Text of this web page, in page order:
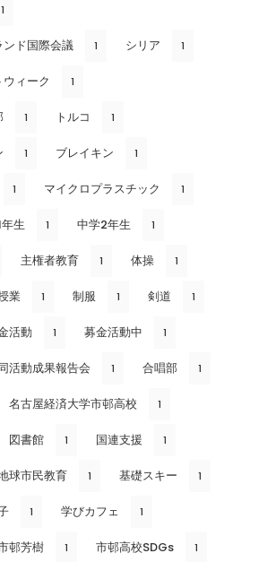
1
ド国際会議 1 シリア 1
ィーク 1
1 トルコ 1
1 ブレイキン 1
1 マイクロプラスチック 1
生 1 中学2年生 1
主権者教育 1 体操 1
業 1 制服 1 剣道 1
活動 1 募金活動中 1
活動成果報告会 1 合唱部 1
名古屋経済大学市邨高校 1
図書館 1 国連支援 1
球市民教育 1 基礎スキー 1
1 学びカフェ 1
邨芳樹 1 市邨高校SDGs 1